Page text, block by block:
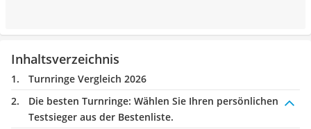
Inhaltsverzeichnis
Turnringe Vergleich 2026
Die besten Turnringe: Wählen Sie Ihren persönlichen
Testsieger aus der Bestenliste.